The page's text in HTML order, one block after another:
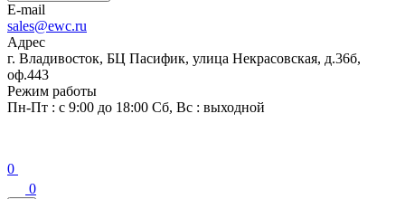
E-mail
sales@ewc.ru
Адрес
г. Владивосток, БЦ Пасифик, улица Некрасовская, д.36б,
оф.443
Режим работы
Пн-Пт : с 9:00 до 18:00 Сб, Вс : выходной
0
0